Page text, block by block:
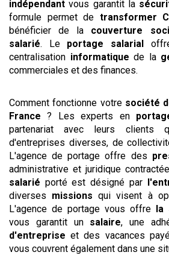
indépendant vous garantit la
formule permet de transformer
bénéficier de la couverture
salarié. Le portage salarial
centralisation informatique de la
commerciales et des finances.
Comment fonctionne votre société
France ? Les experts en
partenariat avec leurs clients
d'entreprises diverses, de
L'agence de portage offre des
administrative et juridique
salarié porté est désigné par
diverses missions qui visent à
L'agence de portage vous offre la
vous garantit un salaire, une
d'entreprise et des vacances
vous couvrent également dans une